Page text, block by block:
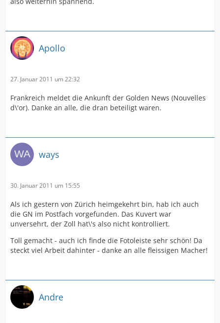
Apollo
27. Januar 2011 um 22:32
Frankreich meldet die Ankunft der Golden News (Nouvelles
d\'or). Danke an alle, die dran beteiligt waren.
ways
30. Januar 2011 um 15:55
Als ich gestern von Zürich heimgekehrt bin, hab ich auch
die GN im Postfach vorgefunden. Das Kuvert war
unversehrt, der Zoll hat\'s also nicht kontrolliert.
Toll gemacht - auch ich finde die Fotoleiste sehr schön! Da
steckt viel Arbeit dahinter - danke an alle fleissigen Macher!
Andre